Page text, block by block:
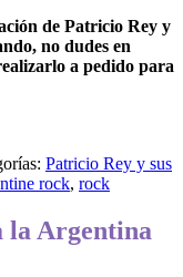
de Patricio Rey y
no dudes en
a pedido para
Patricio Rey y sus
rock, rock
la Argentina